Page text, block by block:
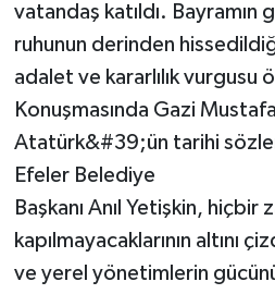
vatandaş katıldı. Bayramın
ruhunun derinden
adalet ve kararlılık vurgusu
Konuşmasında Gazi
Atatürk&#39;ün tarihi
Efeler Belediye
Başkanı Anıl Yetişkin,
kapılmayacaklarının altını
ve yerel yönetimlerin gücünü